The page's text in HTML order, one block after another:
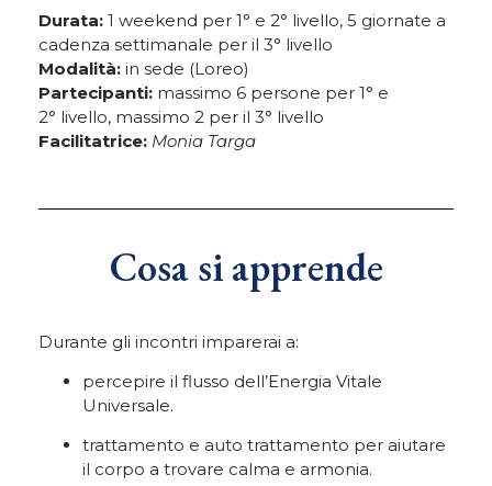
Durata: 1 weekend per 1° e 2° livello, 5 giornate a
cadenza settimanale per il 3° livello
Modalità: in sede (Loreo)
Partecipanti: massimo 6 persone per 1° e
2° livello, massimo 2 per il 3° livello
Facilitatrice: Monia Targa
Cosa si apprende
Durante gli incontri imparerai a:
percepire il flusso dell’Energia Vitale
Universale.
trattamento e auto trattamento per aiutare
il corpo a trovare calma e armonia.